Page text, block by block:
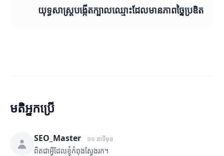
យុទ្ធសាស្ត្របង្កើតក្បាលឈ្មោះដែលមានភាពច្នៃប្រឌិត
មតិអ្នកប្រើ
SEO_Master ១០ នាទីមុន
ពិតជាអ្វីដែលខ្ញុំកំពុងស្វែងរក។